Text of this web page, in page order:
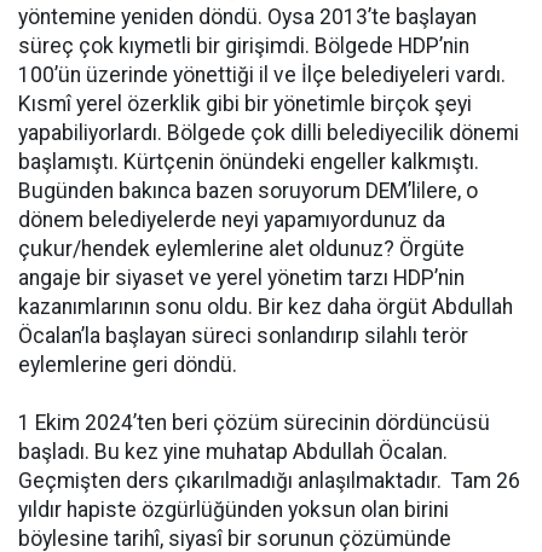
yöntemine yeniden döndü. Oysa 2013’te başlayan
süreç çok kıymetli bir girişimdi. Bölgede HDP’nin
100’ün üzerinde yönettiği il ve İlçe belediyeleri vardı.
Kısmî yerel özerklik gibi bir yönetimle birçok şeyi
yapabiliyorlardı. Bölgede çok dilli belediyecilik dönemi
başlamıştı. Kürtçenin önündeki engeller kalkmıştı.
Bugünden bakınca bazen soruyorum DEM’lilere, o
dönem belediyelerde neyi yapamıyordunuz da
çukur/hendek eylemlerine alet oldunuz? Örgüte
angaje bir siyaset ve yerel yönetim tarzı HDP’nin
kazanımlarının sonu oldu. Bir kez daha örgüt Abdullah
Öcalan’la başlayan süreci sonlandırıp silahlı terör
eylemlerine geri döndü.
1 Ekim 2024’ten beri çözüm sürecinin dördüncüsü
başladı. Bu kez yine muhatap Abdullah Öcalan.
Geçmişten ders çıkarılmadığı anlaşılmaktadır. Tam 26
yıldır hapiste özgürlüğünden yoksun olan birini
böylesine tarihî, siyasî bir sorunun çözümünde